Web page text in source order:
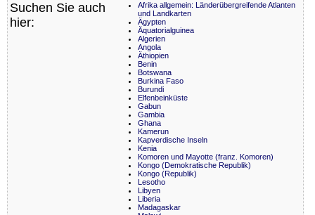
Suchen Sie auch
hier:
Afrika allgemein: Länderübergreifende Atlanten
und Landkarten
Ägypten
Äquatorialguinea
Algerien
Angola
Äthiopien
Benin
Botswana
Burkina Faso
Burundi
Elfenbeinküste
Gabun
Gambia
Ghana
Kamerun
Kapverdische Inseln
Kenia
Komoren und Mayotte (franz. Komoren)
Kongo (Demokratische Republik)
Kongo (Republik)
Lesotho
Libyen
Liberia
Madagaskar